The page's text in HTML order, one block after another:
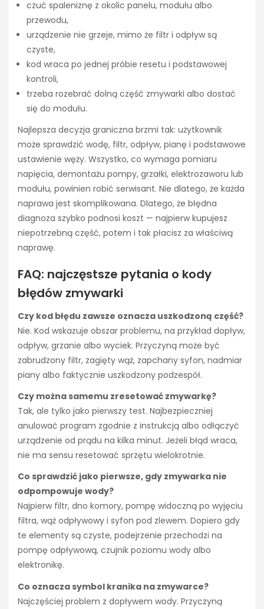
czuć spaleniznę z okolic panelu, modułu albo
przewodu,
urządzenie nie grzeje, mimo że filtr i odpływ są
czyste,
kod wraca po jednej próbie resetu i podstawowej
kontroli,
trzeba rozebrać dolną część zmywarki albo dostać
się do modułu.
Najlepsza decyzja graniczna brzmi tak: użytkownik
może sprawdzić wodę, filtr, odpływ, pianę i podstawowe
ustawienie węży. Wszystko, co wymaga pomiaru
napięcia, demontażu pompy, grzałki, elektrozaworu lub
modułu, powinien robić serwisant. Nie dlatego, że każda
naprawa jest skomplikowana. Dlatego, że błędna
diagnoza szybko podnosi koszt — najpierw kupujesz
niepotrzebną część, potem i tak płacisz za właściwą
naprawę.
FAQ: najczęstsze pytania o kody
błędów zmywarki
Czy kod błędu zawsze oznacza uszkodzoną część?
Nie. Kod wskazuje obszar problemu, na przykład dopływ,
odpływ, grzanie albo wyciek. Przyczyną może być
zabrudzony filtr, zagięty wąż, zapchany syfon, nadmiar
piany albo faktycznie uszkodzony podzespół.
Czy można samemu zresetować zmywarkę?
Tak, ale tylko jako pierwszy test. Najbezpieczniej
anulować program zgodnie z instrukcją albo odłączyć
urządzenie od prądu na kilka minut. Jeżeli błąd wraca,
nie ma sensu resetować sprzętu wielokrotnie.
Co sprawdzić jako pierwsze, gdy zmywarka nie
odpompowuje wody?
Najpierw filtr, dno komory, pompę widoczną po wyjęciu
filtra, wąż odpływowy i syfon pod zlewem. Dopiero gdy
te elementy są czyste, podejrzenie przechodzi na
pompę odpływową, czujnik poziomu wody albo
elektronikę.
Co oznacza symbol kranika na zmywarce?
Najczęściej problem z dopływem wody. Przyczyną